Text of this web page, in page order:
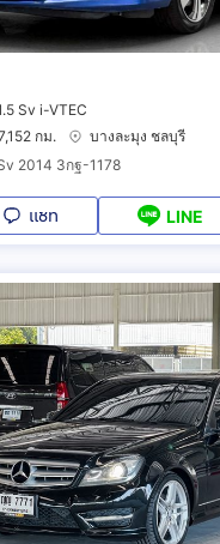
Sv i-VTEC
กม.
บางละมุง ชลบุรี
2014 3กฐ-1178
แชท LINE